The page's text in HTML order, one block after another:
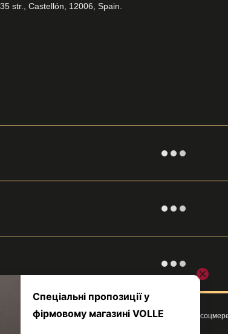
str., Castellón, 12006, Spain.
Клієнтам Ми в